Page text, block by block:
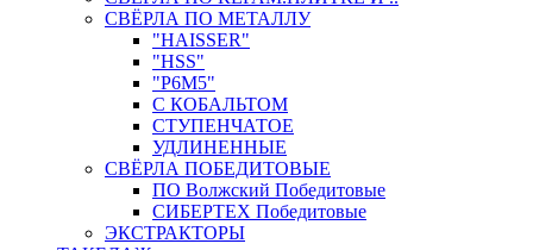
СВЁРЛА ПО МЕТАЛЛУ
"HAISSER"
"HSS"
"Р6М5"
С КОБАЛЬТОМ
СТУПЕНЧАТОЕ
УДЛИНЕННЫЕ
СВЁРЛА ПОБЕДИТОВЫЕ
ПО Волжский Победитовые
СИБЕРТЕХ Победитовые
ЭКСТРАКТОРЫ